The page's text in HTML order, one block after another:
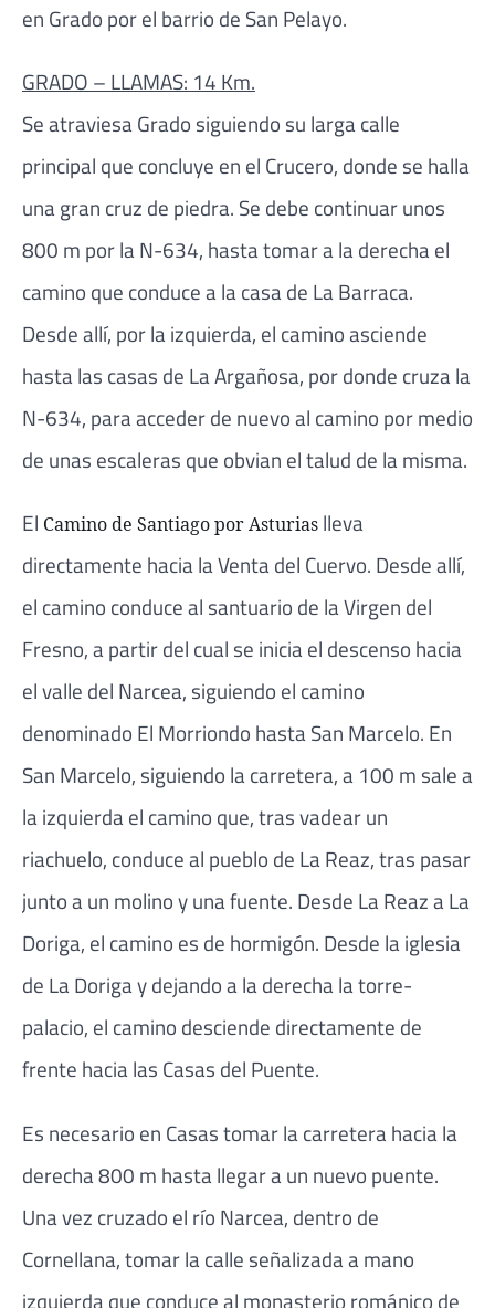
en Grado por el barrio de San Pelayo.
GRADO – LLAMAS: 14 Km.
Se atraviesa Grado siguiendo su larga calle
principal que concluye en el Crucero, donde se halla
una gran cruz de piedra. Se debe continuar unos
800 m por la N-634, hasta tomar a la derecha el
camino que conduce a la casa de La Barraca.
Desde allí, por la izquierda, el camino asciende
hasta las casas de La Argañosa, por donde cruza la
N-634, para acceder de nuevo al camino por medio
de unas escaleras que obvian el talud de la misma.
El Camino de Santiago por Asturias lleva
directamente hacia la Venta del Cuervo. Desde allí,
el camino conduce al santuario de la Virgen del
Fresno, a partir del cual se inicia el descenso hacia
el valle del Narcea, siguiendo el camino
denominado El Morriondo hasta San Marcelo. En
San Marcelo, siguiendo la carretera, a 100 m sale a
la izquierda el camino que, tras vadear un
riachuelo, conduce al pueblo de La Reaz, tras pasar
junto a un molino y una fuente. Desde La Reaz a La
Doriga, el camino es de hormigón. Desde la iglesia
de La Doriga y dejando a la derecha la torre-
palacio, el camino desciende directamente de
frente hacia las Casas del Puente.
Es necesario en Casas tomar la carretera hacia la
derecha 800 m hasta llegar a un nuevo puente.
Una vez cruzado el río Narcea, dentro de
Cornellana, tomar la calle señalizada a mano
izquierda que conduce al monasterio románico de